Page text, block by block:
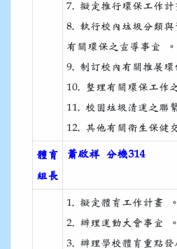
7. 擬定推行環保工作計
8. 執行校內垃圾分類與
有關環保之宣導事宜 。
9. 制訂校內有關推展環
10. 整理有關環保工作
11. 校園垃圾清運之聯
12. 其他有關衛生保健
體育
組長
蕭啟祥 分機314
1. 擬定體育工作計畫 。
2. 辦理運動大會事宜 。
3. 辦理學校體育重點發